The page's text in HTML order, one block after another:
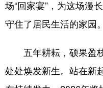
场“回家宴”，为这场漫
守住了居民生活的家园。
五年耕耘，硕果盈
处处焕发新生。站在新